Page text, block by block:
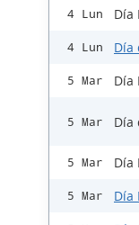
4 Lun Día
4 Lun Día
5 Mar Día
5 Mar Día
5 Mar Día
5 Mar Día